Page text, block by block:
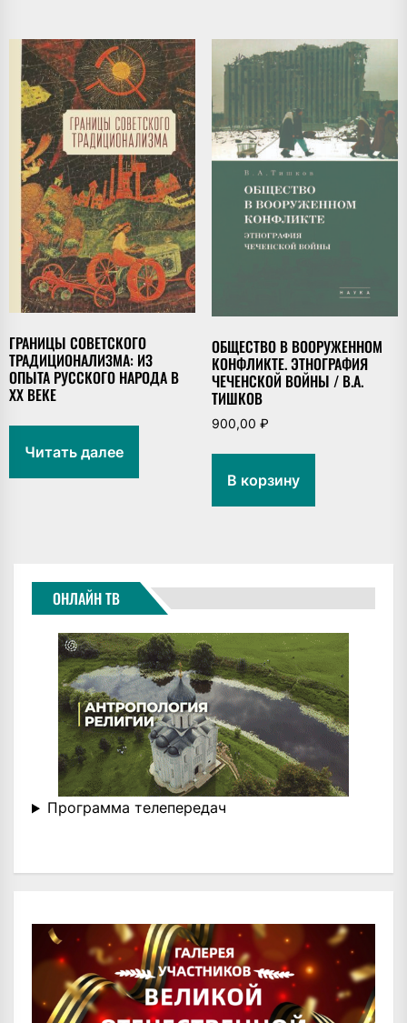
ГРАНИЦЫ СОВЕТСКОГО
ТРАДИЦИОНАЛИЗМА: ИЗ
ОПЫТА РУССКОГО НАРОДА В
XX ВЕКЕ
Читать далее
ОБЩЕСТВО В ВООРУЖЕННОМ
КОНФЛИКТЕ. ЭТНОГРАФИЯ
ЧЕЧЕНСКОЙ ВОЙНЫ / В.А.
ТИШКОВ
900,00 ₽
В корзину
ОНЛАЙН ТВ
Программа телепередач